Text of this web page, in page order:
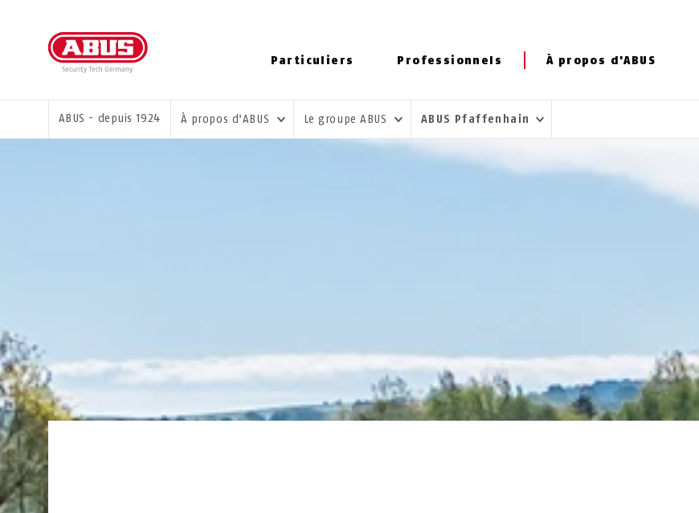
Particuliers Professionnels À propos d'ABUS
VOUS ÊTES ICI:
ABUS - depuis 1924 À propos d'ABUS Le groupe ABUS ABUS Pfaffenhain